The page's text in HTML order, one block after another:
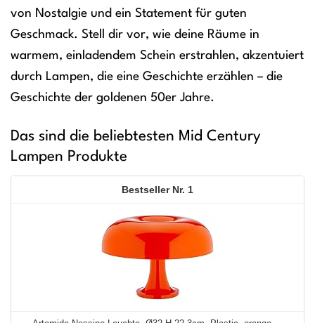
von Nostalgie und ein Statement für guten
Geschmack. Stell dir vor, wie deine Räume in
warmem, einladendem Schein erstrahlen, akzentuiert
durch Lampen, die eine Geschichte erzählen – die
Geschichte der goldenen 50er Jahre.
Das sind die beliebtesten Mid Century
Lampen Produkte
1